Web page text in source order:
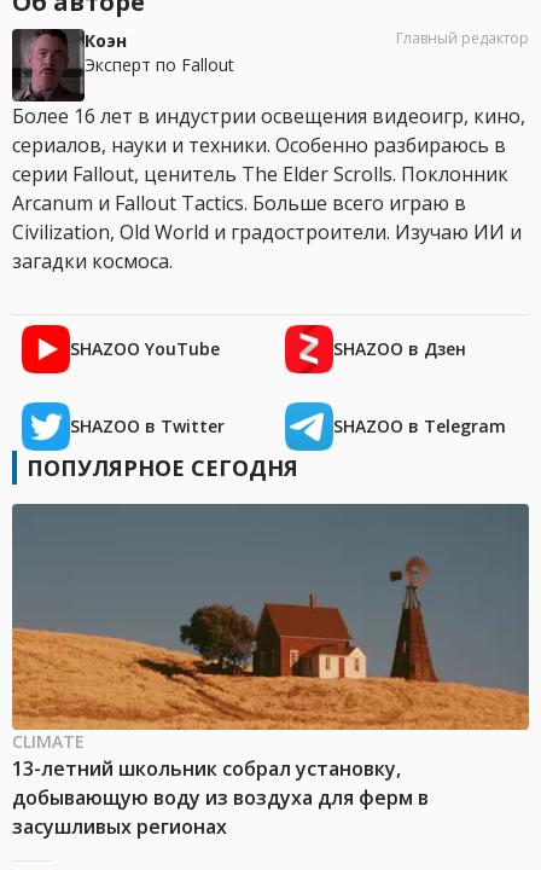
Коэн
Эксперт по Fallout
Главный редактор
Более 16 лет в индустрии освещения видеоигр, кино,
сериалов, науки и техники. Особенно разбираюсь в
серии Fallout, ценитель The Elder Scrolls. Поклонник
Arcanum и Fallout Tactics. Больше всего играю в
Civilization, Old World и градостроители. Изучаю ИИ и
загадки космоса.
SHAZOO YouTube SHAZOO в Дзен
SHAZOO в Twitter SHAZOO в Telegram
ПОПУЛЯРНОЕ СЕГОДНЯ
CLIMATE
13-летний школьник собрал установку,
добывающую воду из воздуха для ферм в
засушливых регионах